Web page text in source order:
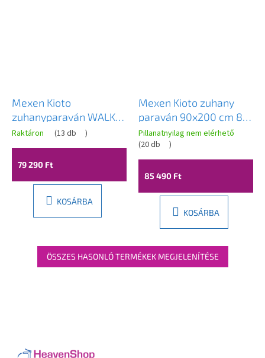
Mexen Kioto
zuhanyparaván WALK-
IN 8mm, 90x200 cm,
átlátszó üveg / fekete
profil, 800-090-101-70-
Raktáron (13 db )
79 290 Ft
KOSÁRBA
Mexen Kioto zuhany
paraván 90x200 cm 8
mm, fekete profil, üveg
fekete keret, 800-090-
101-70-70
Pillanatnyilag nem elérhető
(20 db )
85 490 Ft
KOSÁRBA
ÖSSZES HASONLÓ TERMÉKEK MEGJELENÍTÉSE